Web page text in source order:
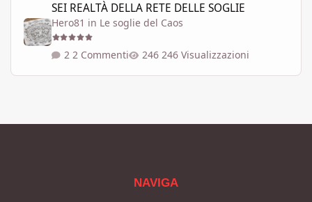
SEI REALTÀ DELLA RETE DELLE SOGLIE
Hero81 in Le soglie del Caos
2 Commenti 246 Visualizzazioni
NAVIGA